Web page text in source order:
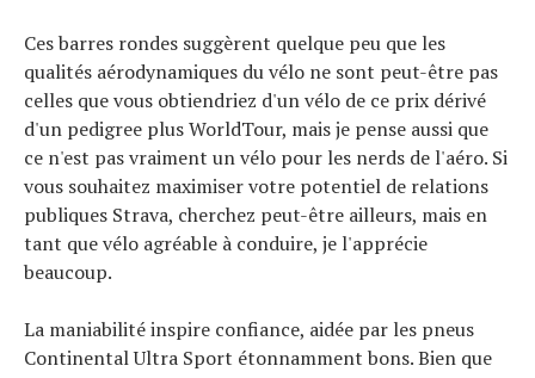
Ces barres rondes suggèrent quelque peu que les
qualités aérodynamiques du vélo ne sont peut-être pas
celles que vous obtiendriez d'un vélo de ce prix dérivé
d'un pedigree plus WorldTour, mais je pense aussi que
ce n'est pas vraiment un vélo pour les nerds de l'aéro. Si
vous souhaitez maximiser votre potentiel de relations
publiques Strava, cherchez peut-être ailleurs, mais en
tant que vélo agréable à conduire, je l'apprécie
beaucoup.
La maniabilité inspire confiance, aidée par les pneus
Continental Ultra Sport étonnamment bons. Bien que